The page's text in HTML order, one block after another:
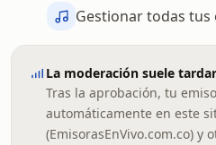
Gestionar todas
La moderación suele
Tras la aprobación, tu
automáticamente en este
(EmisorasEnVivo.com.co) y